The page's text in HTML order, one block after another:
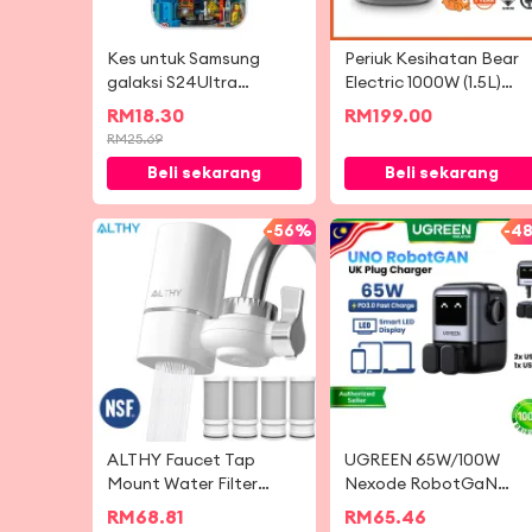
Kes untuk Samsung
galaksi S24Ultra
S23Ultra S22Ultra kaca
belakang kanta
melindungi bingkai
lembut bangunan blok
gaya A54 A34 A52 A53
A14 S23FE A55
RM 18.30
RM25.69
Beli sekarang
Periuk Kesihatan Bear
Electric 1000W (1.5L)
BHP-W1510
RM 199.00
Beli sekarang
-56%
ALTHY Faucet Tap
Mount Water Filter
Purifier System, NSF
RM 68.81
-
UGREEN 65W/100W
Nexode RobotGaN
UNO Charger 3 Ports
RM 65.46